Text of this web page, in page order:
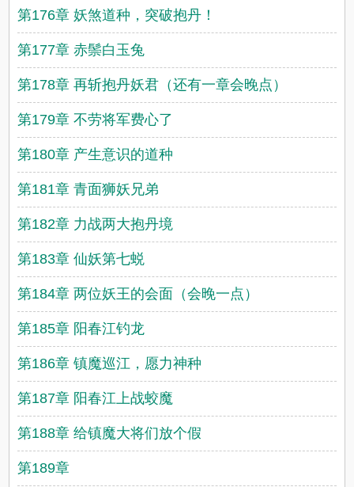
第176章 妖煞道种，突破抱丹！
第177章 赤鬃白玉兔
第178章 再斩抱丹妖君（还有一章会晚点）
第179章 不劳将军费心了
第180章 产生意识的道种
第181章 青面狮妖兄弟
第182章 力战两大抱丹境
第183章 仙妖第七蜕
第184章 两位妖王的会面（会晚一点）
第185章 阳春江钓龙
第186章 镇魔巡江，愿力神种
第187章 阳春江上战蛟魔
第188章 给镇魔大将们放个假
第189章